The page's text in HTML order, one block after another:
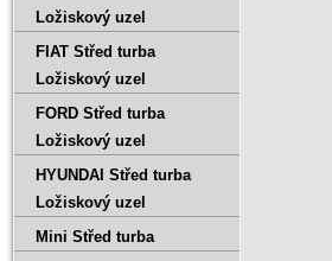
Ložiskový uzel
FIAT Střed turba
Ložiskový uzel
FORD Střed turba
Ložiskový uzel
HYUNDAI Střed turba
Ložiskový uzel
Mini Střed turba